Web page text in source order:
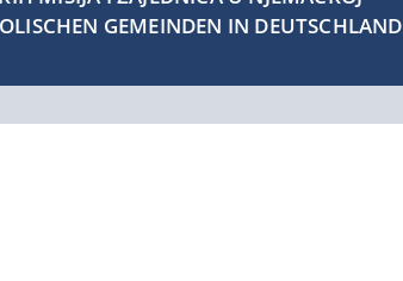
GEMEINDEN IN DEUTSCHLAND